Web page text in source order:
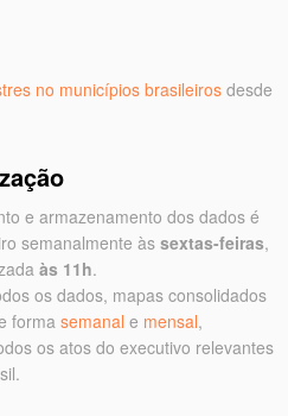
no municípios brasileiros desde
e armazenamento dos dados é
semanalmente às sextas-feiras,
às 11h.
os dados, mapas consolidados
forma semanal e mensal,
os atos do executivo relevantes